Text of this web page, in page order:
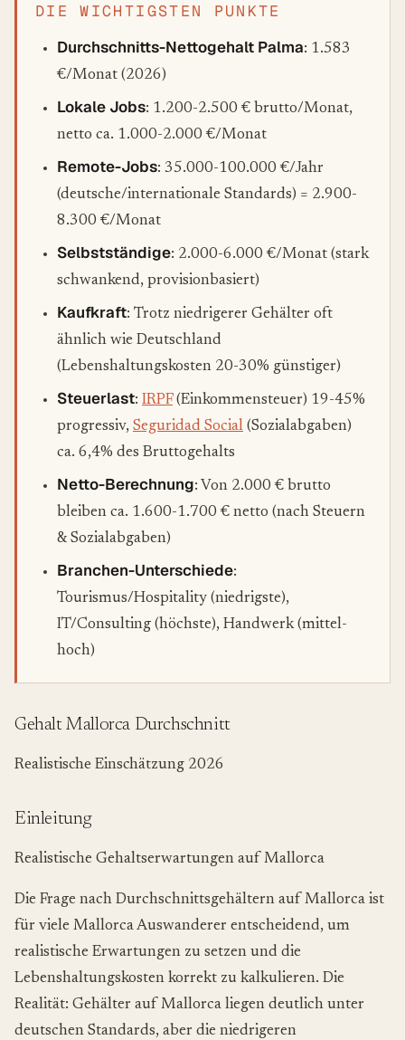
DIE WICHTIGSTEN PUNKTE
Durchschnitts-Nettogehalt Palma: 1.583
€/Monat (2026)
Lokale Jobs: 1.200-2.500 € brutto/Monat,
netto ca. 1.000-2.000 €/Monat
Remote-Jobs: 35.000-100.000 €/Jahr
(deutsche/internationale Standards) = 2.900-
8.300 €/Monat
Selbstständige: 2.000-6.000 €/Monat (stark
schwankend, provisionbasiert)
Kaufkraft: Trotz niedrigerer Gehälter oft
ähnlich wie Deutschland
(Lebenshaltungskosten 20-30% günstiger)
Steuerlast: IRPF(Einkommensteuer) 19-45%
progressiv, Seguridad Social (Sozialabgaben)
ca. 6,4% des Bruttogehalts
Netto-Berechnung: Von 2.000 € brutto
bleiben ca. 1.600-1.700 € netto (nach Steuern
& Sozialabgaben)
Branchen-Unterschiede:
Tourismus/Hospitality (niedrigste),
IT/Consulting (höchste), Handwerk (mittel-
hoch)
Gehalt Mallorca Durchschnitt
Realistische Einschätzung 2026
Einleitung
Realistische Gehaltserwartungen auf Mallorca
Die Frage nach Durchschnittsgehältern auf Mallorca ist
für viele Mallorca Auswanderer entscheidend, um
realistische Erwartungen zu setzen und die
Lebenshaltungskosten korrekt zu kalkulieren. Die
Realität: Gehälter auf Mallorca liegen deutlich unter
deutschen Standards, aber die niedrigeren